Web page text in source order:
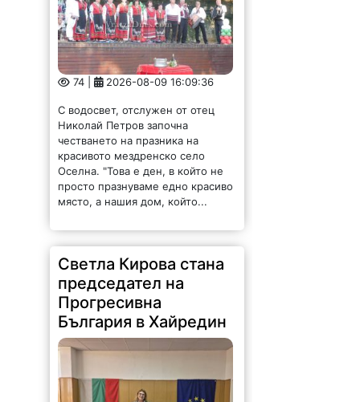
74 | 2026-08-09 16:09:36
Николай Петров започна
честването на празника на
красивото мездренско село
Оселна. "Това е ден, в който не
просто празнуваме едно красиво
място, а нашия дом, който...
Светла Кирова стана
председател на
Прогресивна
България в Хайредин